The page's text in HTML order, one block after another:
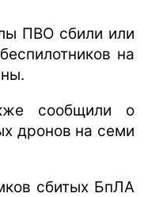
ПВО сбили или
на
сообщили о
дронов на семи
сбитых БпЛА